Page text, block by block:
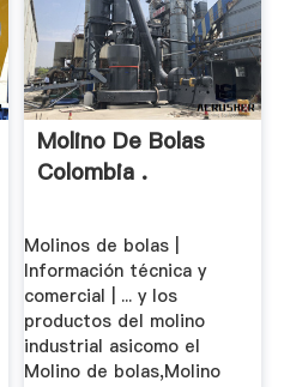
Molino De Bolas
Colombia .
Molinos de bolas |
Información técnica y
comercial | ... y los
productos del molino
industrial asicomo el
Molino de bolas,Molino